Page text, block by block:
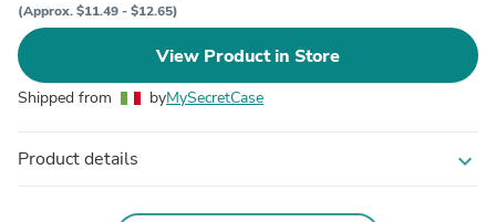
(Approx. $11.49 - $12.65)
View Product in Store
Shipped from byMySecretCase
Product details expand_more